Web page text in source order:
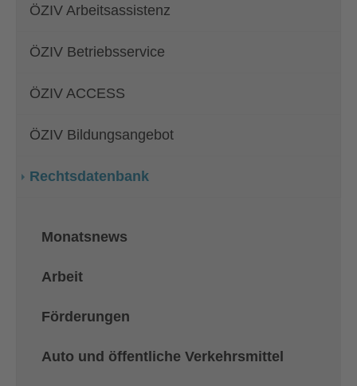
ÖZIV Arbeitsassistenz
ÖZIV Betriebsservice
ÖZIV ACCESS
ÖZIV Bildungsangebot
Rechtsdatenbank
Monatsnews
Arbeit
Förderungen
Auto und öffentliche Verkehrsmittel